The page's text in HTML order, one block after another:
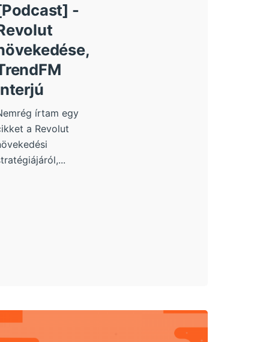
-
írtam egy
a Revolut